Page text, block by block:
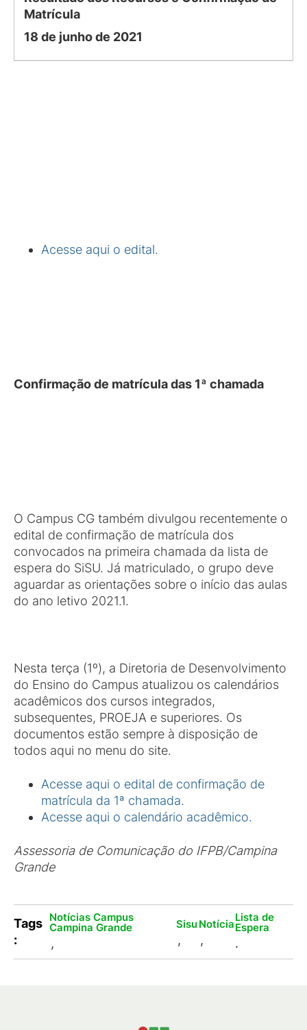
Matrícula
18 de junho de 2021
Acesse aqui o edital.
Confirmação de matrícula das 1ª chamada
O Campus CG também divulgou recentemente o
edital de confirmação de matrícula dos
convocados na primeira chamada da lista de
espera do SiSU. Já matriculado, o grupo deve
aguardar as orientações sobre o início das aulas
do ano letivo 2021.1.
Nesta terça (1º), a Diretoria de Desenvolvimento
do Ensino do Campus atualizou os calendários
acadêmicos dos cursos integrados,
subsequentes, PROEJA e superiores. Os
documentos estão sempre à disposição de
todos aqui no menu do site.
Acesse aqui o edital de confirmação de
matrícula da 1ª chamada.
Acesse aqui o calendário acadêmico.
Assessoria de Comunicação do IFPB/Campina
Grande
Tags
:
Notícias Campus
Campina Grande
,
Sisu
,
Notícia
,
Lista de
Espera
.